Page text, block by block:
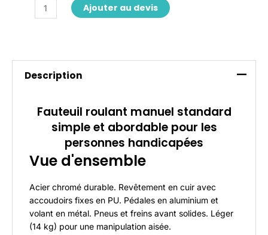
Ajouter au devis
Description
Fauteuil roulant manuel standard
simple et abordable pour les
personnes handicapées
Vue d'ensemble
Acier chromé durable. Revêtement en cuir avec
accoudoirs fixes en PU. Pédales en aluminium et
volant en métal. Pneus et freins avant solides. Léger
(14 kg) pour une manipulation aisée.